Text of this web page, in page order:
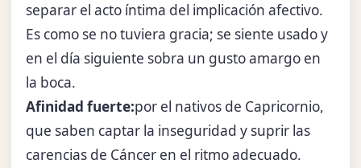
separar el acto íntima del implicación afectivo.
Es como se no tuviera gracia; se siente usado y
en el día siguiente sobra un gusto amargo en
la boca.
Afinidad fuerte:por el nativos de Capricornio,
que saben captar la inseguridad y suprir las
carencias de Cáncer en el ritmo adecuado.